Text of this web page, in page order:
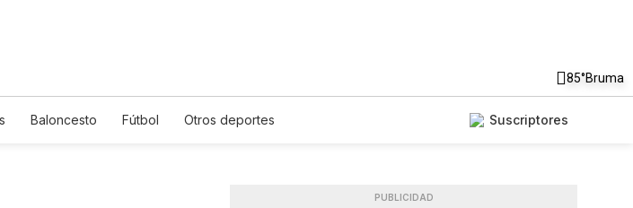
85°Bruma
Baloncesto Fútbol Otros deportes Suscriptores
PUBLICIDAD